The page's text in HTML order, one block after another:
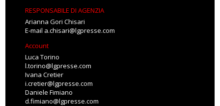
RESPONSABILE DI AGENZIA
Arianna Gori Chisari
E-mail a.chisari@lgpresse.com
Account
Luca Torino
l.torino@lgpresse.com
Ivana Cretier
i.cretier@lgpresse.com
Daniele Fimiano
d.fimiano@lgpresse.com